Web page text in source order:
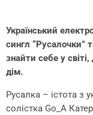
Український
сингл “Русалочки”
знайти себе у
дім.
Русалка – істота з
солістка Go_A